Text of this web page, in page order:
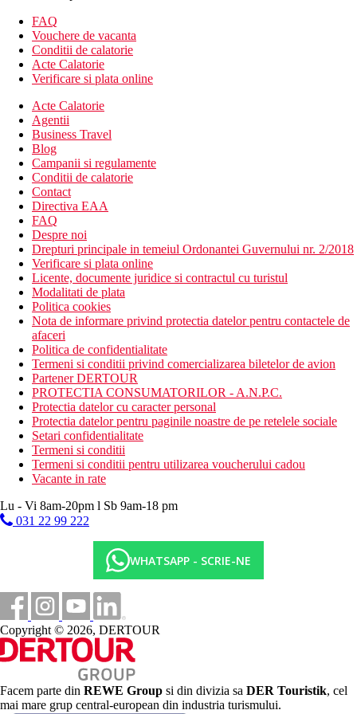
altfel, camerele au facilitatile de mai sus)
Suita pe malul marii, piscina comuna: piscina comuna,
vedere la mare.
Suita IRA: mai spatioasa 75m², piscina comuna, jacuzzi,
sauna.
jacuzzi.
Suita PHAIDRA: mai spatioasa 110m², piscina privata, 2
dormitoare, 2 bai, home cinema.
Descrierea hotelului
Hotelul dispune de:
complex mare de mai multe cladiri situate intr-o gradina
bine intretinuta.
hol cu ​​bar
galerie comerciala
restaurantul principal Olympia
restaurant à la carte (italian, grecesc)
mai multe baruri
sala de conferinte
In gradina subtropicala
2 piscine (1 cu tobogan)
o piscina pentru copii
mai multe piscine comune langa camere
sezlonguri, umbrele si prosoape asigurate
baruri la piscina
Descrierea plajei
plaja cu nisip lata
lunga de 2 km
cu acces treptat direct de la hotel
sezlonguri si umbrele gratuite
Activitati sportive gratuite
4 terenuri de tenis (o ora pe zi, iluminat si echipament
tenis de masa
volei pe plaja
fitness
program de animatie
loc de joaca exterior, piscine pentru copii, tobogan cu apa
Activitati sportive contra cost
inchiriere biciclete
sporturi nautice pe plaja
Royal Olympian Spa & Thalasso Center: sauna, masaje,
FAQ
Vouchere de vacanta
Conditii de calatorie
Acte Calatorie
Verificare si plata online
Acte Calatorie
Agentii
Business Travel
Blog
Campanii si regulamente
Conditii de calatorie
Contact
Directiva EAA
FAQ
Despre noi
Drepturi principale in temeiul Ordonantei Guvernului nr. 2/2018
Verificare si plata online
Licente, documente juridice si contractul cu turistul
Modalitati de plata
Politica cookies
Nota de informare privind protectia datelor pentru contactele de
afaceri
Politica de confidentialitate
Termeni si conditii privind comercializarea biletelor de avion
Partener DERTOUR
PROTECTIA CONSUMATORILOR - A.N.P.C.
Protectia datelor cu caracter personal
Protectia datelor pentru paginile noastre de pe retelele sociale
Setari confidentialitate
Termeni si conditii
Termeni si conditii pentru utilizarea voucherului cadou
Vacante in rate
Lu - Vi 8am-20pm l Sb 9am-18 pm
031 22 99 222
WHATSAPP - SCRIE-NE
Copyright © 2026, DERTOUR
Facem parte din REWE Group si din divizia sa DER Touristik, cel
mai mare grup central-european din industria turismului.